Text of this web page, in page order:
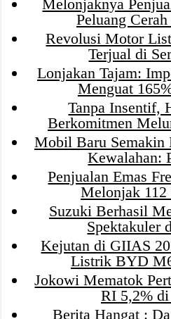
Melonjaknya
Peluang
Revolusi Motor
Terjual di
Lonjakan Tajam:
Menguat
Tanpa Insentif,
Berkomitmen
Mobil Baru Semakin
Kewalahan:
Penjualan Emas
Melonjak
Suzuki Berhasil
Kejutan di GIIAS
Listrik BYD
Jokowi Mematok
RI 5,2%
Berita Hangat :